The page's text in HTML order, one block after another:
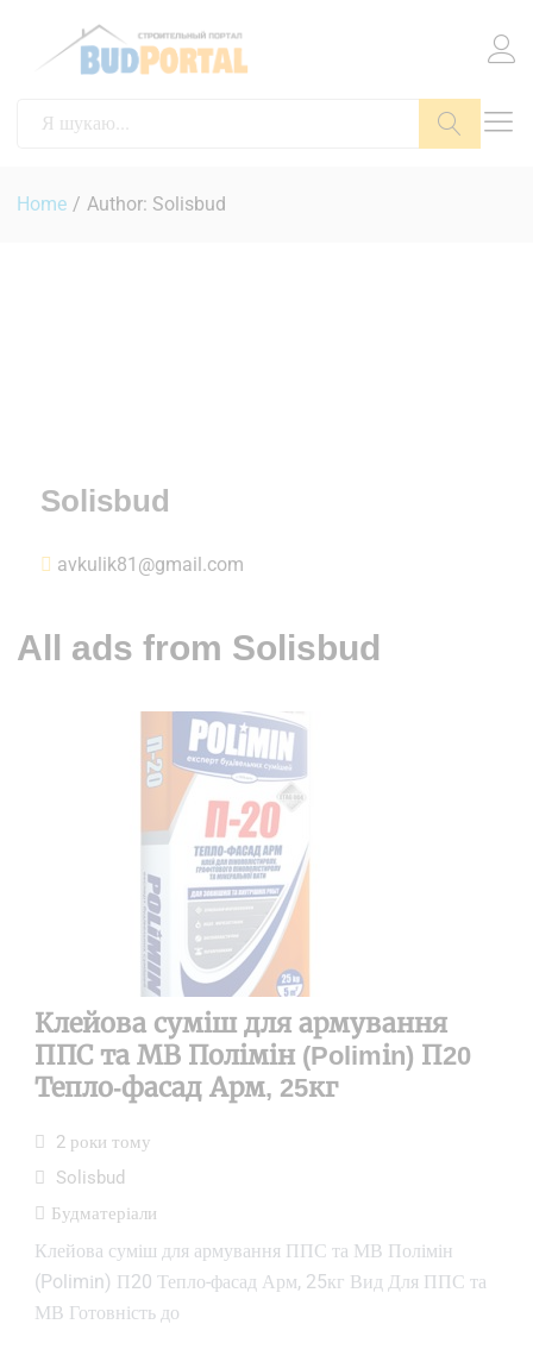
Home / Author: Solisbud
Solisbud
avkulik81@gmail.com
All ads from Solisbud
Клейова суміш для армування
ППС та МВ Полімін (Polimіn) П20
Тепло-фасад Арм, 25кг
2 роки тому
Solisbud
Будматеріали
Клейова суміш для армування ППС та МВ Полімін
(Polimіn) П20 Тепло-фасад Арм, 25кг Вид Для ППС та
МВ Готовність до